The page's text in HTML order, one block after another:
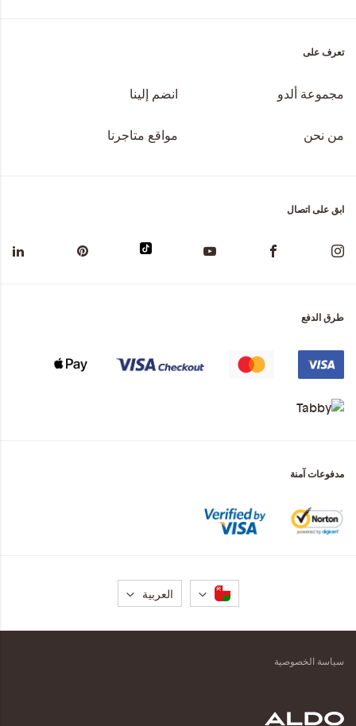
تعرف على
مجموعة ألدو انضم إلينا
من نحن مواقع متاجرنا
ابق على اتصال
طرق الدفع
مدفوعات آمنة
لغة
العربية
سياسة الخصوصية